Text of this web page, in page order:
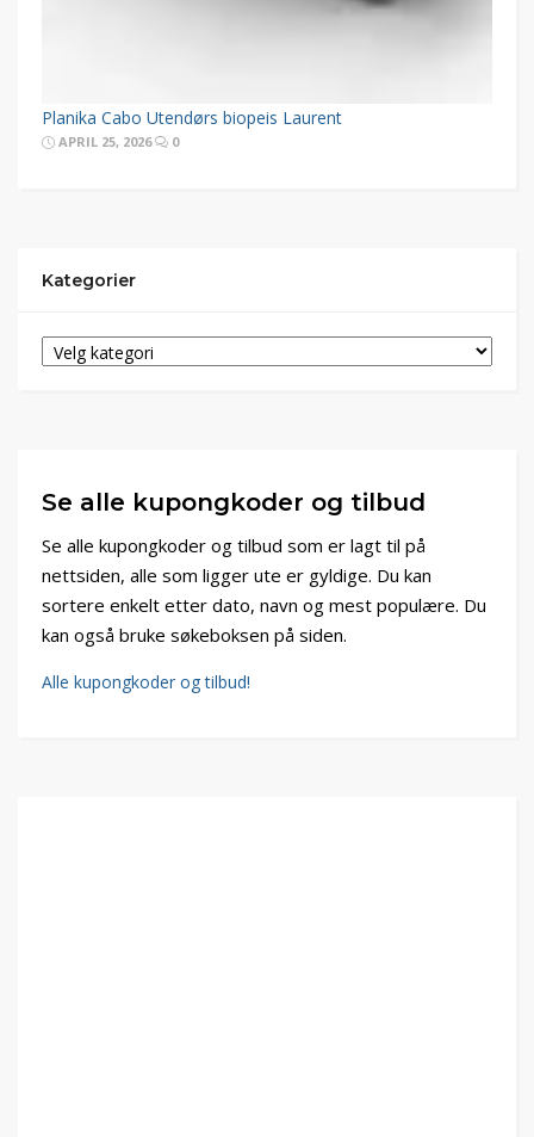
Planika Cabo Utendørs biopeis Laurent
APRIL 25, 2026 0
Kategorier
Se alle kupongkoder og tilbud
Se alle kupongkoder og tilbud som er lagt til på
nettsiden, alle som ligger ute er gyldige. Du kan
sortere enkelt etter dato, navn og mest populære. Du
kan også bruke søkeboksen på siden.
Alle kupongkoder og tilbud!